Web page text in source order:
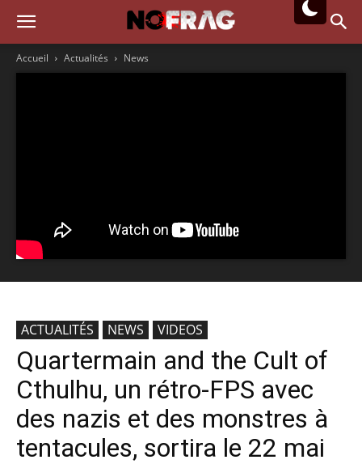
Accueil Actualités News
ACTUALITÉS NEWS VIDEOS
Quartermain and the Cult of
Cthulhu, un rétro-FPS avec
des nazis et des monstres à
tentacules, sortira le 22 mai